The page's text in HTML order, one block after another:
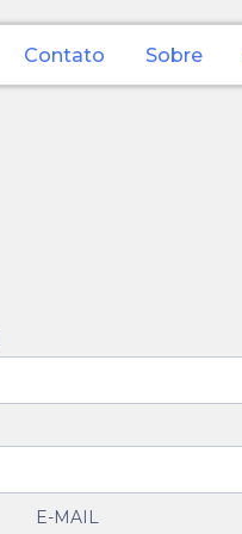
Contato Sobre
E-MAIL